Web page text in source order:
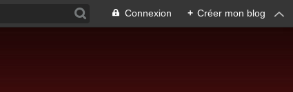
Connexion + Créer mon blog